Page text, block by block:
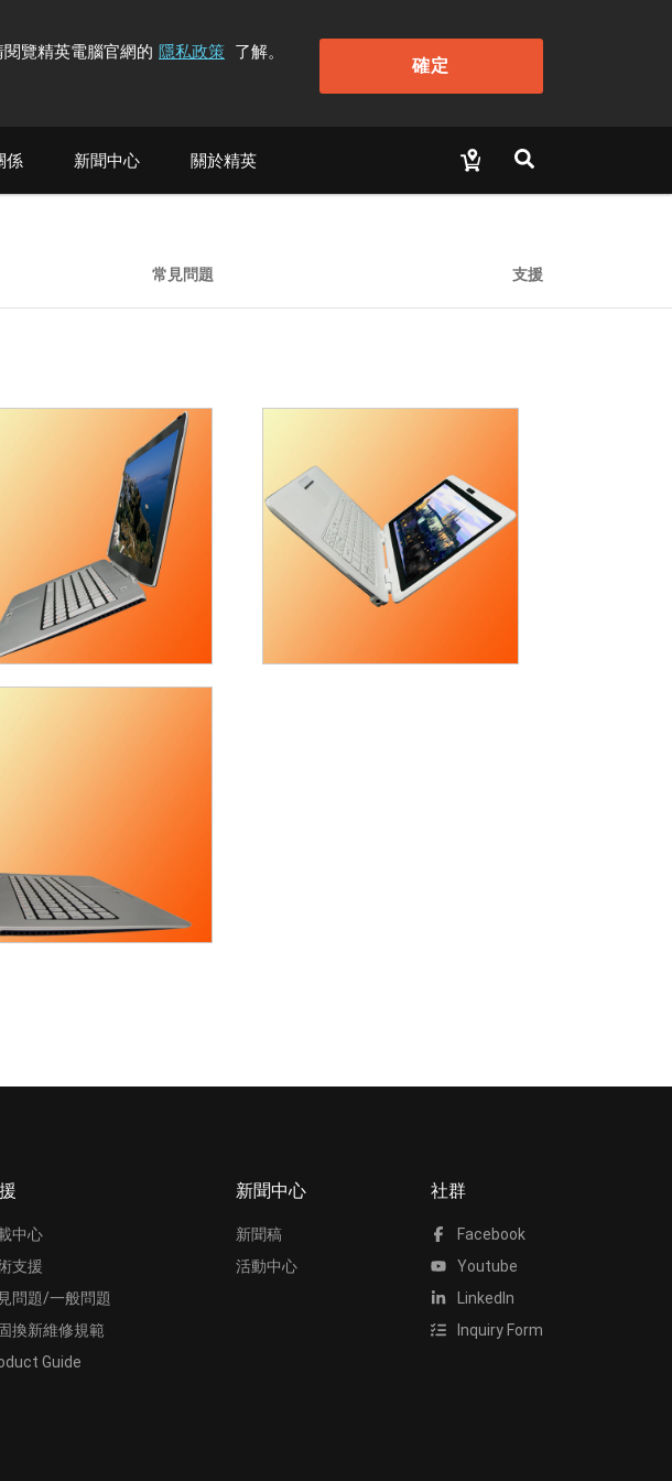
覽精英電腦官網的 隱私政策 了解。
確定
係 新聞中心 關於精英
常見問題 支援
中心
支援
問題/一般問題
換新維修規範
Guide
新聞中心
新聞稿
活動中心
社群
Facebook
Youtube
LinkedIn
Inquiry Form